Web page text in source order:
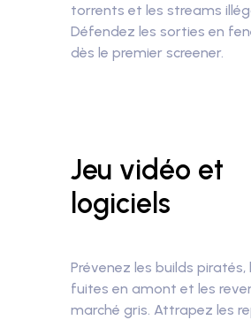
torrents et les streams
Défendez les sorties en
dès le premier screener.
Jeu vidéo et
logiciels
Prévenez les builds piratés,
fuites en amont et les
marché gris. Attrapez les